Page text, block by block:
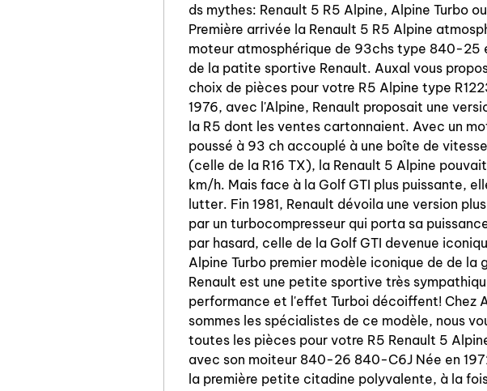
OEM wheels for
Turbo / Gordini
fix on Renault 5 all
Dimension: 5,5 x
Further some
decision to offer
alternative on
rebuilt cost must
The wheels are
the inner paint
Renault paint
color.
Please ask for EU
sending costs.
ds mythes: Renault 5 R5 Alpine, Alpine Turbo
Première arrivée la Renault 5 R5 Alpine
moteur atmosphérique de 93chs type 840-25
de la patite sportive Renault. Auxal vous
choix de pièces pour votre R5 Alpine type
1976, avec l'Alpine, Renault proposait une
la R5 dont les ventes cartonnaient. Avec un
poussé à 93 ch accouplé à une boîte de
(celle de la R16 TX), la Renault 5 Alpine
km/h. Mais face à la Golf GTI plus puissante,
lutter. Fin 1981, Renault dévoila une version
par un turbocompresseur qui porta sa
par hasard, celle de la Golf GTI devenue
Alpine Turbo premier modèle iconique de de la
Renault est une petite sportive très
performance et l'effet Turboi décoiffent! Chez
sommes les spécialistes de ce modèle, nous
toutes les pièces pour votre R5 Renault 5
avec son moiteur 840-26 840-C6J Née en
la première petite citadine polyvalente, à la